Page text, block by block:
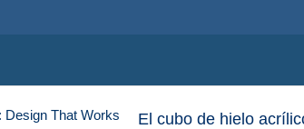
El cubo de hielo